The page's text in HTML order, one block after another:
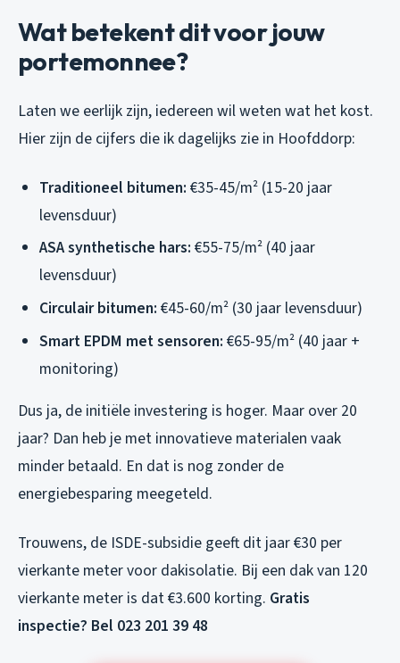
Wat betekent dit voor jouw
portemonnee?
Laten we eerlijk zijn, iedereen wil weten wat het kost.
Hier zijn de cijfers die ik dagelijks zie in Hoofddorp:
Traditioneel bitumen: €35-45/m² (15-20 jaar
levensduur)
ASA synthetische hars: €55-75/m² (40 jaar
levensduur)
Circulair bitumen: €45-60/m² (30 jaar levensduur)
Smart EPDM met sensoren: €65-95/m² (40 jaar +
monitoring)
Dus ja, de initiële investering is hoger. Maar over 20
jaar? Dan heb je met innovatieve materialen vaak
minder betaald. En dat is nog zonder de
energiebesparing meegeteld.
Trouwens, de ISDE-subsidie geeft dit jaar €30 per
vierkante meter voor dakisolatie. Bij een dak van 120
vierkante meter is dat €3.600 korting. Gratis
inspectie? Bel 023 201 39 48